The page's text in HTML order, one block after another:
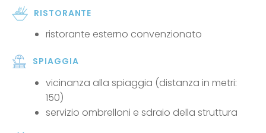
RISTORANTE
ristorante esterno convenzionato
SPIAGGIA
vicinanza alla spiaggia (distanza in metri:
150)
servizio ombrelloni e sdraio della struttura